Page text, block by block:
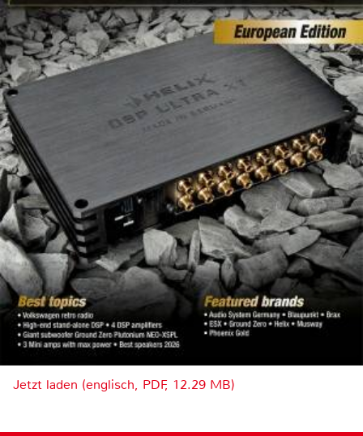
Jetzt laden (englisch, PDF, 12.29 MB)